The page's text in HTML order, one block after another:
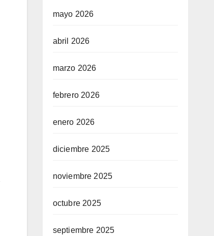
mayo 2026
abril 2026
marzo 2026
febrero 2026
enero 2026
diciembre 2025
noviembre 2025
octubre 2025
septiembre 2025